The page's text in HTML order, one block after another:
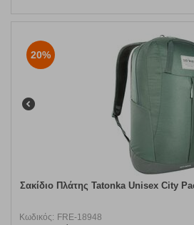
20%
Σακίδιο Πλάτης Tatonka Unisex City
Κωδικός: FRE-18948